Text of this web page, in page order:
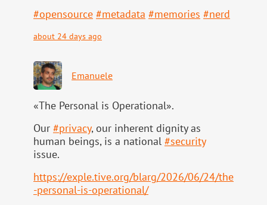
#opensource #metadata #memories #nerd
about 24 days ago
Emanuele
«The Personal is Operational».
Our #privacy, our inherent dignity as
human beings, is a national #security
issue.
https://exple.tive.org/blarg/2026/06/24/the
-personal-is-operational/